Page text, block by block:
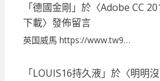
「德國金剛 」於〈Adobe CC
下載〉發佈留言
英国威馬 https://www.tw9…
「LOUIS16持久液」於〈明明